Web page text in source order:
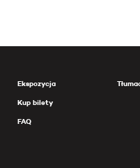
Ekspozycja
Kup bilety
FAQ